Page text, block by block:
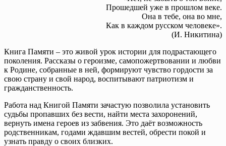
Прошедшей уже в прошлом веке.
Она в тебе, она во мне,
Как в каждом русском человеке».
(И. Никитина)
Книга Памяти – это живой урок истории для подрастающего
поколения. Рассказы о героизме, самопожертвовании и любви
к Родине, собранные в ней, формируют чувство гордости за
свою страну и свой народ, воспитывают патриотизм и
гражданственность.
Работа над Книгой Памяти зачастую позволила установить
судьбы пропавших без вести, найти места захоронений,
вернуть имена героев из забвения. Это даёт возможность
родственникам, годами ждавшим вестей, обрести покой и
узнать правду о своих близких.